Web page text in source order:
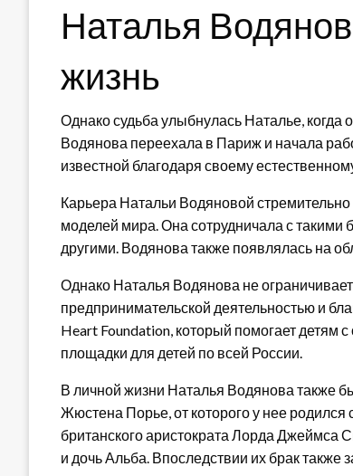
Наталья
жизнь
Однако судьба улыбнулась Наталье, когда
Водянова переехала в Париж и начала
известной благодаря своему
Карьера Натальи Водяновой
моделей мира. Она сотрудничала с такими
другими. Водянова также появлялась на
Однако Наталья Водянова не
предпринимательской деятельностью и
Heart Foundation, который помогает детям
площадки для детей по всей России.
В личной жизни Наталья Водянова также
Жюстена Порье, от которого у нее
британского аристократа Лорда Джеймса
и дочь Альба. Впоследствии их брак также